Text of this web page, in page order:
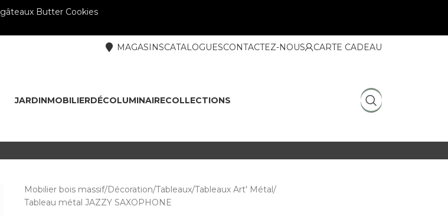
gâteaux Butter Cookies
MAGASINSCATALOGUESCONTACTEZ-NOUS CARTE CADEAU
JARDINMOBILIERDÉCOLUMINAIRECOLLECTIONS
Mobilier bois massif Décoration Tableaux Tableaux Art' Métal
Tableau métal JAZZY SAXOPHONE